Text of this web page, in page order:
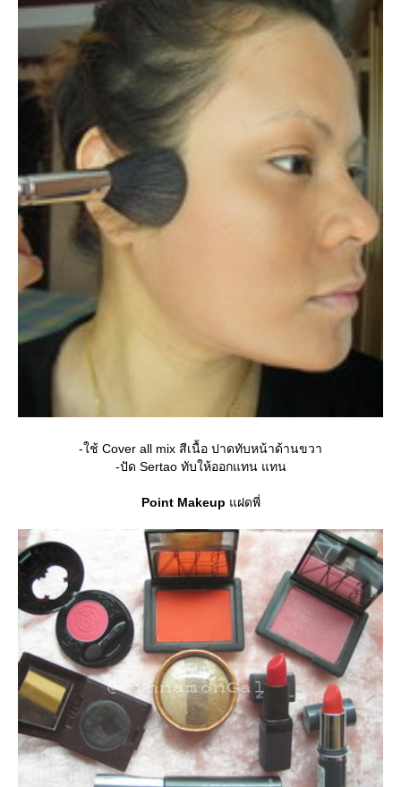
-ใช้ Cover all mix สีเนื้อ ปาดทับหน้าด้านขวา
-ปัด Sertao ทับให้ออกแทน แทน
Point Makeup ฝดพี่